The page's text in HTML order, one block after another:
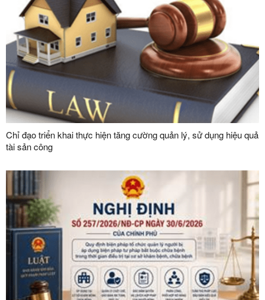
Chỉ đạo triển khai thực hiện tăng cường quản lý, sử dụng hiệu quả
tài sản công